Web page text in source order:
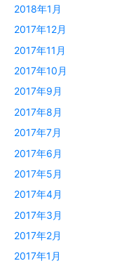
2018年1月
2017年12月
2017年11月
2017年10月
2017年9月
2017年8月
2017年7月
2017年6月
2017年5月
2017年4月
2017年3月
2017年2月
2017年1月